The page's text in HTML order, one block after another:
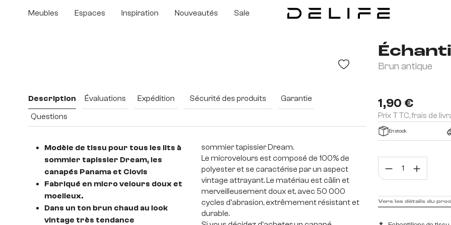
au contenu principal
Passer à la recherche
Passer à la navigation principale
Meubles Espaces Inspiration Nouveautés Sale
Brun antique
1,90 €
Prix TTC, frais de
En stock
Vers les détails du
Description Évaluations Expédition Sécurité des produits
Garantie
Questions
Modèle de tissu pour tous les lits à
sommier tapissier Dream, les
canapés Panama et Clovis
Fabriqué en micro velours doux et
moelleux.
Dans un ton brun chaud au look
vintage très tendance
sommier tapissier Dream.
Le microvelours est composé de 100% de
polyester et se caractérise par un aspect
vintage attrayant. Le matériau est câlin et
merveilleusement doux et, avec 50 000
cycles d'abrasion, extrêmement résistant et
durable.